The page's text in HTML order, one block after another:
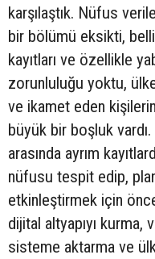
karşılaştık. Nüfus
bir bölümü eksikti, belli
kayıtları ve özellikle
zorunluluğu yoktu,
ve ikamet eden
büyük bir boşluk
arasında ayrım
nüfusu tespit edip,
etkinleştirmek için
dijital altyapıyı kurma,
sisteme aktarma ve